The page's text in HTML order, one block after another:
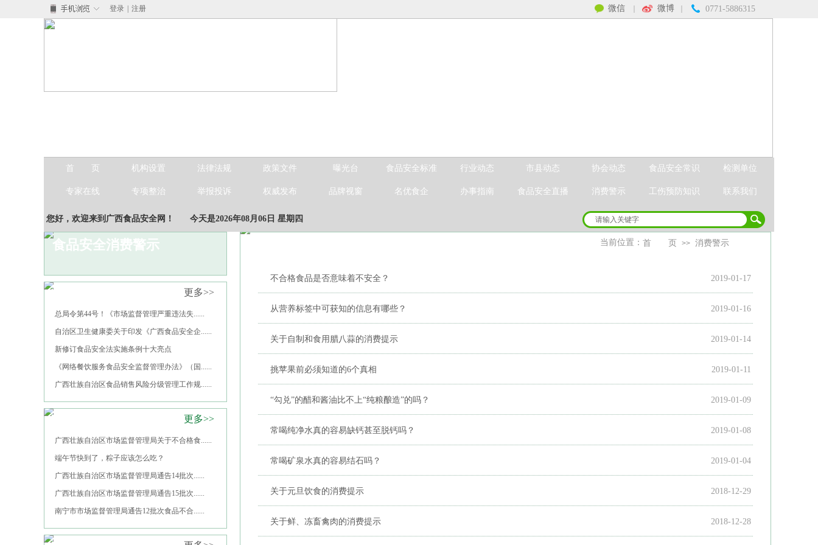
微博 0771-5886315
登录 注册 微信
首 页 机构设置 法律法规 政策文件 曝光台 食品安全标准 行业动态 市县动态 协会动态 食品安全常识 检测单位
专家在线 专项整治 举报投诉 权威发布 品牌视窗 名优食企 办事指南 食品安全直播 消费警示 工伤预防知识 联系我们
您好，欢迎来到广西食品安全网！ 今天是2026年08月06日 星期四
食品安全消费警示 首 页 >> 消费警示
当前位置：
不合格食品是否意味着不安全？ 2019-01-17
从营养标签中可获知的信息有哪些？ 2019-01-16
关于自制和食用腊八蒜的消费提示 2019-01-14
挑苹果前必须知道的6个真相 2019-01-11
“勾兑”的醋和酱油比不上“纯粮酿造”的吗？ 2019-01-09
常喝纯净水真的容易缺钙甚至脱钙吗？ 2019-01-08
常喝矿泉水真的容易结石吗？ 2019-01-04
关于元旦饮食的消费提示 2018-12-29
关于鲜、冻畜禽肉的消费提示 2018-12-28
更多>>
总局令第44号！《市场监督管理严重违法失......
自治区卫生健康委关于印发《广西食品安全企......
新修订食品安全法实施条例十大亮点
《网络餐饮服务食品安全监督管理办法》（国......
广西壮族自治区食品销售风险分级管理工作规......
法律法规
更多>>
权威发布
广西壮族自治区市场监督管理局关于不合格食......
端午节快到了，粽子应该怎么吃？
广西壮族自治区市场监督管理局通告14批次......
广西壮族自治区市场监督管理局通告15批次......
南宁市市场监督管理局通告12批次食品不合......